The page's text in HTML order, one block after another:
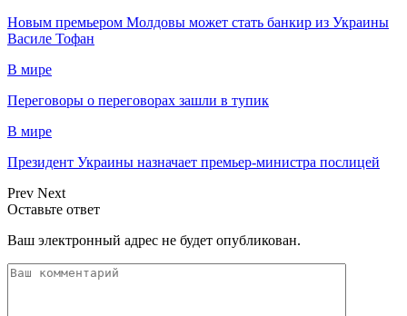
Новым премьером Молдовы может стать банкир из Украины
Василе Тофан
В мире
Переговоры о переговорах зашли в тупик
В мире
Президент Украины назначает премьер-министра послицей
Prev Next
Оставьте ответ
Ваш электронный адрес не будет опубликован.